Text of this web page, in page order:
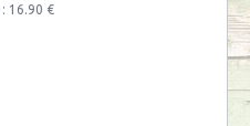
16.90 €